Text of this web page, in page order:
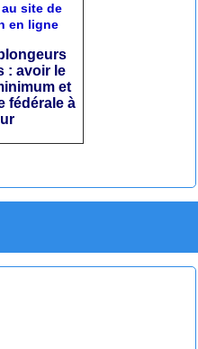
site de
en ligne
: avoir le
et
fédérale à